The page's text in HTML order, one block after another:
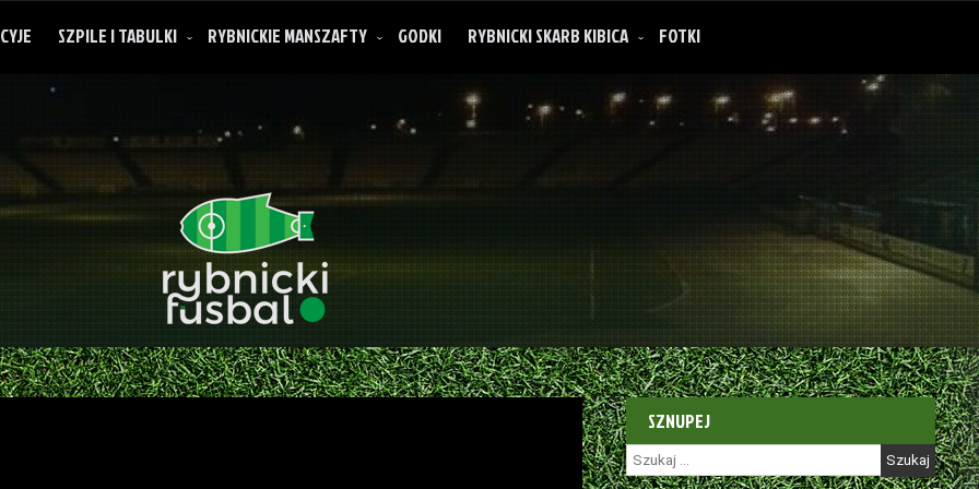
SZPILE I TABULKI RYBNICKIE MANSZAFTY GODKI RYBNICKI SKARB KIBICA FOTKI
O rybnickich manszaftach
SZNUPEJ
Szukaj: